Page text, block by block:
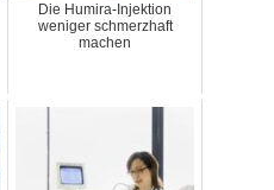
Die Humira-Injektion
weniger schmerzhaft
machen